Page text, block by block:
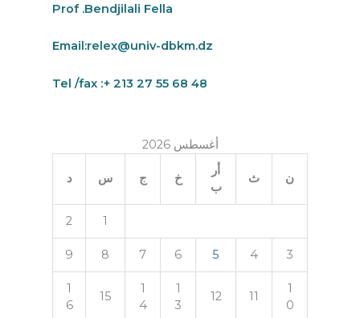
Prof .Bendjilali Fella
Email:relex@univ-dbkm.dz
Tel /fax :+ 213 27 55 68 48
أغسطس 2026
ن ث
أر
ب
خ ج س د
1
2
3
4
5
6
7
8
9
1
0
11
12
1
3
1
4
15
1
6